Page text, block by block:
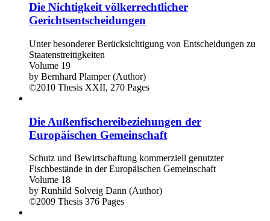
Die Nichtigkeit völkerrechtlicher
Gerichtsentscheidungen
Unter besonderer Berücksichtigung von Entscheidungen zu
Staatenstreitigkeiten
Volume 19
by Bernhard Plamper (Author)
©2010 Thesis XXII, 270 Pages
Die Außenfischereibeziehungen der
Europäischen Gemeinschaft
Schutz und Bewirtschaftung kommerziell genutzter
Fischbestände in der Europäischen Gemeinschaft
Volume 18
by Runhild Solveig Dann (Author)
©2009 Thesis 376 Pages